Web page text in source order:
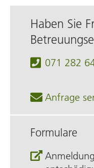
Haben Sie
071 282
Anfrage
Formulare